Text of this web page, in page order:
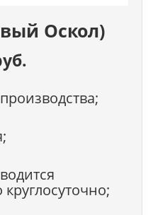
Оскол)